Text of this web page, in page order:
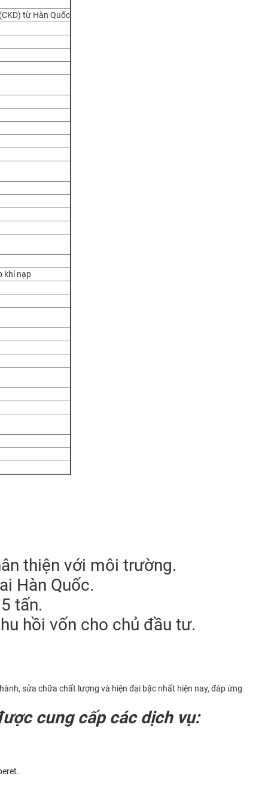
từ Hàn Quốc
khí nạp
thiện với môi trường.
Hàn Quốc.
tấn.
hồi vốn cho chủ đầu tư.
sửa chữa chất lượng và hiện đại bậc nhất hiện nay, đáp ứng
cung cấp các dịch vụ: